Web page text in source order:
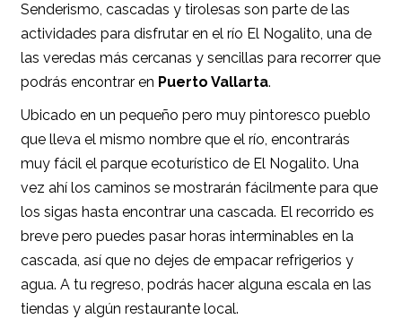
Senderismo, cascadas y tirolesas son parte de las
actividades para disfrutar en el río El Nogalito, una de
las veredas más cercanas y sencillas para recorrer que
podrás encontrar en Puerto Vallarta.
Ubicado en un pequeño pero muy pintoresco pueblo
que lleva el mismo nombre que el río, encontrarás
muy fácil el parque ecoturístico de El Nogalito. Una
vez ahí los caminos se mostrarán fácilmente para que
los sigas hasta encontrar una cascada. El recorrido es
breve pero puedes pasar horas interminables en la
cascada, así que no dejes de empacar refrigerios y
agua. A tu regreso, podrás hacer alguna escala en las
tiendas y algún restaurante local.